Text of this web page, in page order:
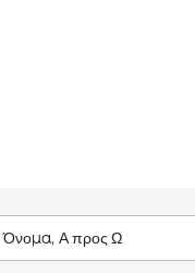
Όνομα, Α προς Ω